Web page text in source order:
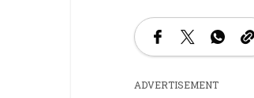
ADVERTISEMENT